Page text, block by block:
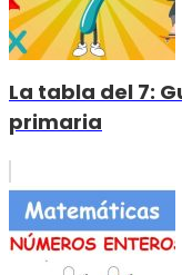
La tabla del 7:
primaria